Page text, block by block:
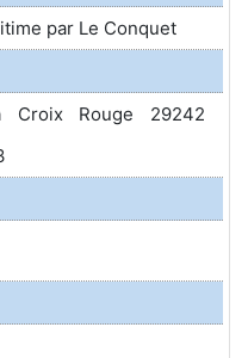
par Le Conquet
Croix Rouge 29242